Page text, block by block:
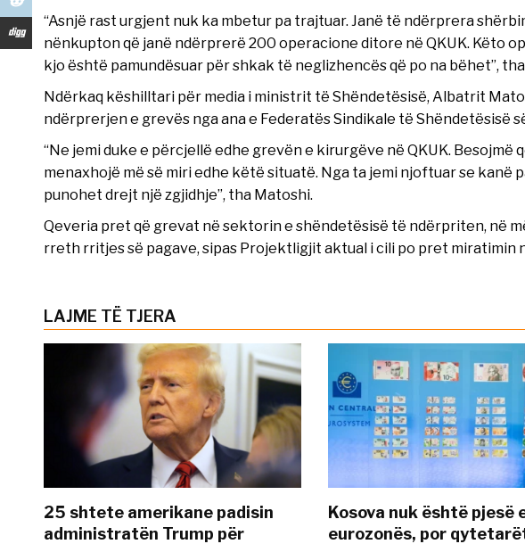
“Asnjë rast urgjent nuk ka mbetur pa trajtuar. Janë të ndërprera
nënkupton që janë ndërprerë 200 operacione ditore në QKUK. Këto
kjo është pamundësuar për shkak të neglizhencës që po na bëhet”,
Ndërkaq këshilltari për media i ministrit të Shëndetësisë, Albatrit
ndërprerjen e grevës nga ana e Federatës Sindikale të Shëndetësisë
“Ne jemi duke e përcjellë edhe grevën e kirurgëve në QKUK. Besojmë
menaxhojë më së miri edhe këtë situatë. Nga ta jemi njoftuar se kanë
punohet drejt një zgjidhje”, tha Matoshi.
Qeveria pret që grevat në sektorin e shëndetësisë të ndërpriten, në
rreth rritjes së pagave, sipas Projektligjit aktual i cili po pret miratimin
LAJME TË TJERA
25 shtete amerikane padisin
administratën Trump për
Kosova nuk është pjesë
eurozonës, por